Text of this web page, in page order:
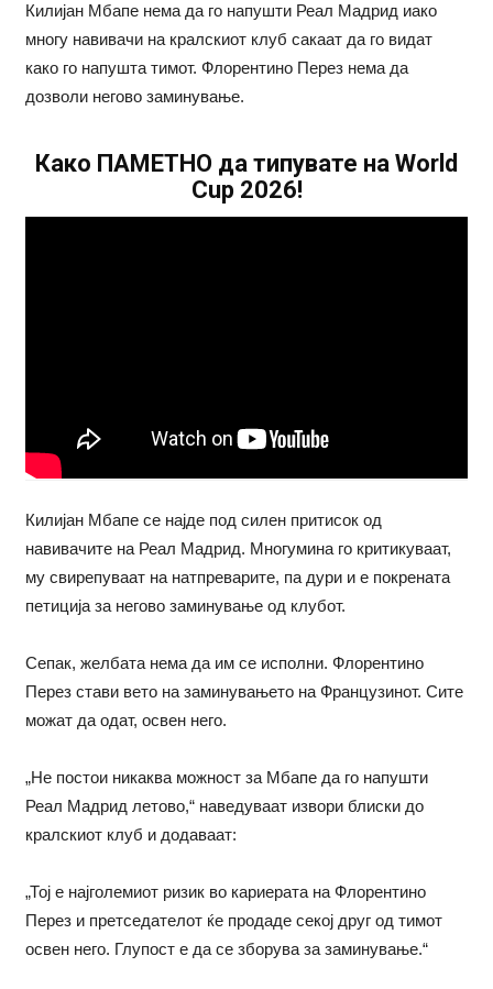
Килијан Мбапе нема да го напушти Реал Мадрид иако
многу навивачи на кралскиот клуб сакаат да го видат
како го напушта тимот. Флорентино Перез нема да
дозволи негово заминување.
Како ПАМЕТНО да типувате на World
Cup 2026!
Килијан Мбапе се најде под силен притисок од
навивачите на Реал Мадрид. Многумина го критикуваат,
му свирепуваат на натпреварите, па дури и е покрената
петиција за негово заминување од клубот.
Сепак, желбата нема да им се исполни. Флорентино
Перез стави вето на заминувањето на Французинот. Сите
можат да одат, освен него.
„Не постои никаква можност за Мбапе да го напушти
Реал Мадрид летово,“ наведуваат извори блиски до
кралскиот клуб и додаваат:
„Тој е најголемиот ризик во кариерата на Флорентино
Перез и претседателот ќе продаде секој друг од тимот
освен него. Глупост е да се зборува за заминување.“